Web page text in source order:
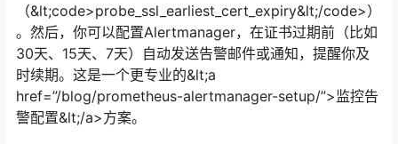
（&lt;code>probe_ssl_earliest_cert_expiry&lt;/code>）
。然后，你可以配置Alertmanager，在证书过期前（比如
30天、15天、7天）自动发送告警邮件或通知，提醒你及
时续期。这是一个更专业的&lt;a
href=”/blog/prometheus-alertmanager-setup/”>监控告
警配置&lt;/a>方案。